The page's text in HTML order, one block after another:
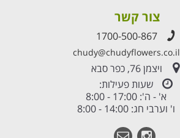
צור קשר
1700-500-867
chudy@chudyflowers.co.il
ויצמן 76, כפר סבא
שעות פעילות:
א' - ה': 17:00 - 8:00
ו' וערבי חג: 14:00 - 8:00